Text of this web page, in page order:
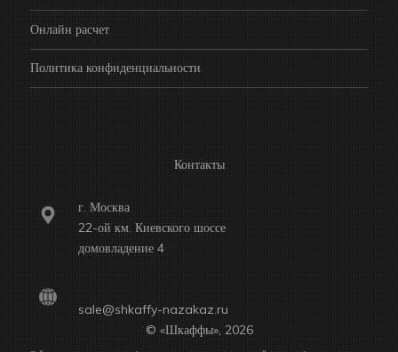
Онлайн расчет
Политика конфиденциальности
Контакты
г. Москва
22-ой км. Киевского шоссе
домовладение 4
sale@shkaffy-nazakaz.ru
© «Шкаффы», 2026